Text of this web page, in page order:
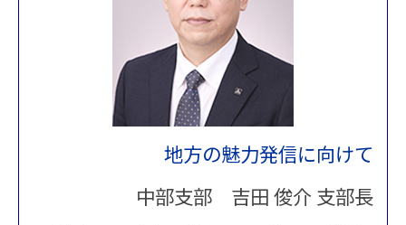
地方の魅力発信に向けて
中部支部 吉田 俊介 支部長